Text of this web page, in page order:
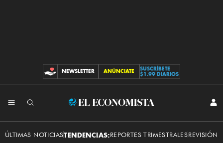
CONTRIBUCIONES
NEWSLETTER ANÚNCIATE
SUSCRÍBETE
$1.99 DIARIOS
El
ÚLTIMAS NOTICIASTENDENCIAS:REPORTES TRIMESTRALESREVISIÓN